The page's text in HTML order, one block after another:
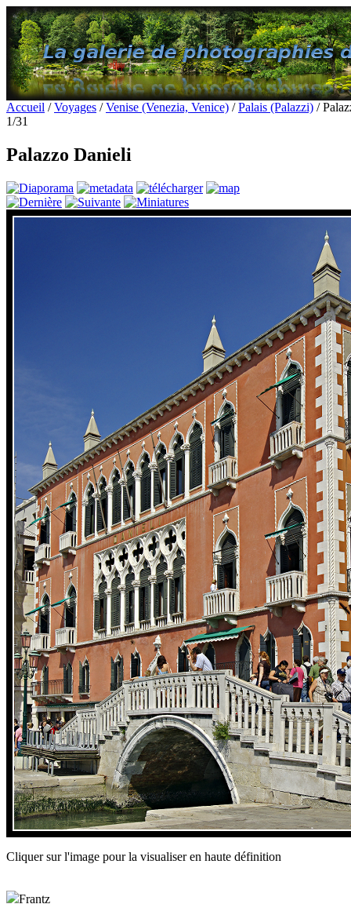
Accueil /Voyages /Venise (Venezia, Venice) /Palais (Palazzi) /
1/31
Palazzo Danieli
Cliquer sur l'image pour la visualiser en haute définition
Frantz